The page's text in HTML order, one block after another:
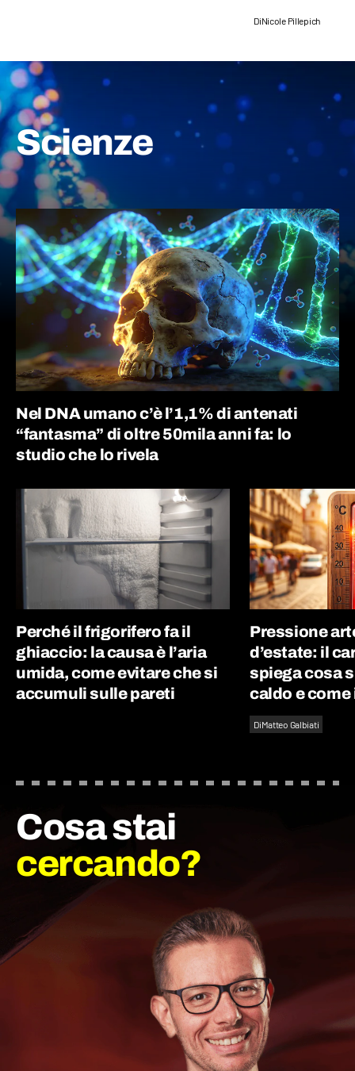
DiNicole Pillepich
Scienze
Nel DNA umano c’è l’1,1% di antenati
“fantasma” di oltre 50mila anni fa: lo
studio che lo rivela
Perché il frigorifero fa il
ghiaccio: la causa è l’aria
umida, come evitare che si
accumuli sulle pareti
Pressione
d’estate: il
spiega cosa
caldo e
DiMatteo Galbiati
Cosa stai
cercando?